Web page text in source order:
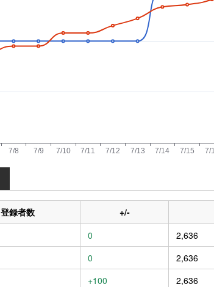
登録者数 +/-
0 2,636
0 2,636
+100 2,636